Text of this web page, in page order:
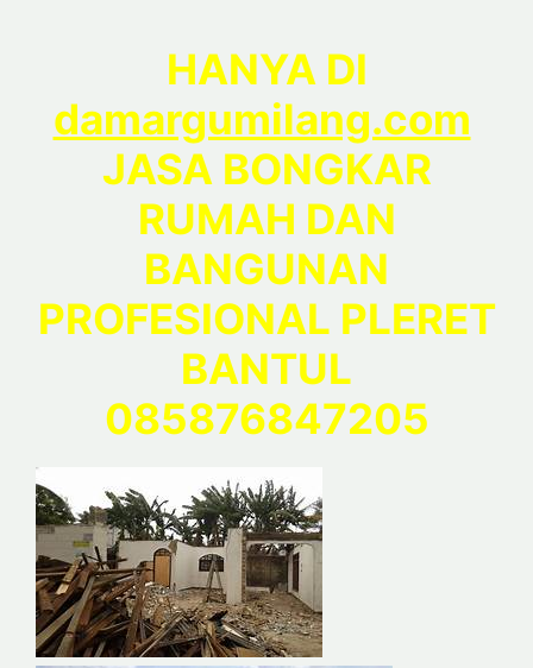
HANYA DI
damargumilang.com
JASA BONGKAR
RUMAH DAN
BANGUNAN
PROFESIONAL PLERET
BANTUL
085876847205